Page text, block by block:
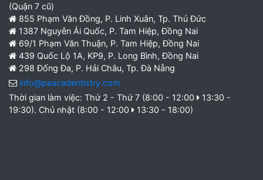
(Quận 7 cũ)
855 Phạm Văn Đồng, P. Linh Xuân, Tp. Thủ Đức
1387 Nguyễn Ái Quốc, P. Tam Hiệp, Đồng Nai
69/1 Phạm Văn Thuận, P. Tam Hiệp, Đồng Nai
439 Quốc Lộ 1A, KP9, P. Long Bình, Đồng Nai
298 Đống Đa, P. Hải Châu, Tp. Đà Nẵng
info@peacedentistry.com
Thời gian làm việc: Thứ 2 - Thứ 7 (8:00 - 12:00
13:30 -
19:30). Chủ nhật (8:00 - 12:00
13:30 - 18:00)